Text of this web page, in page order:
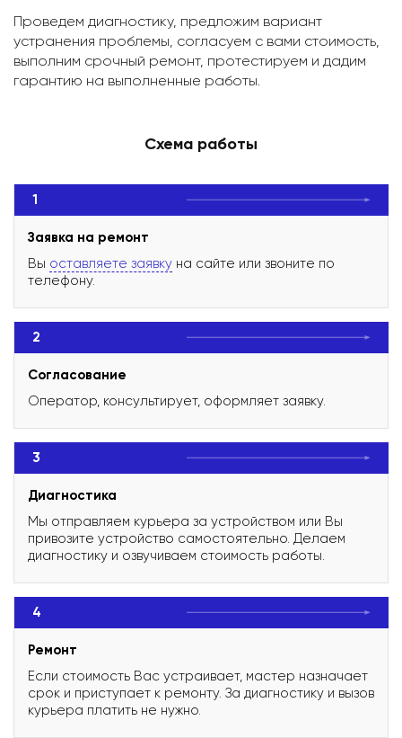
Проведем диагностику, предложим вариант
устранения проблемы, согласуем с вами стоимость,
выполним срочный ремонт, протестируем и дадим
гарантию на выполненные работы.
Схема работы
1
Заявка на ремонт
Вы оставляете заявку на сайте или звоните по
телефону.
2
Согласование
Оператор, консультирует, оформляет заявку.
3
Диагностика
Мы отправляем курьера за устройством или Вы
привозите устройство самостоятельно. Делаем
диагностику и озвучиваем стоимость работы.
4
Ремонт
Если стоимость Вас устраивает, мастер назначает
срок и приступает к ремонту. За диагностику и вызов
курьера платить не нужно.